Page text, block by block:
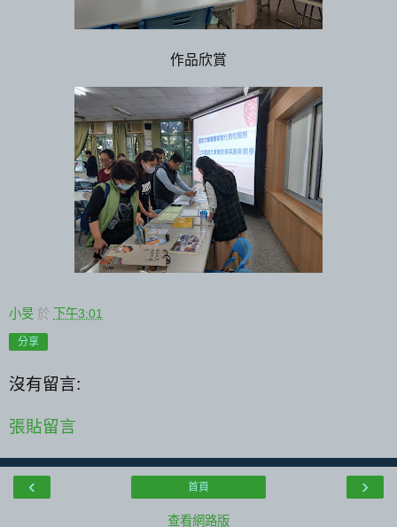
作品欣賞
小旻 於 下午3:01
分享
沒有留言:
張貼留言
‹ ›
首頁
查看網路版